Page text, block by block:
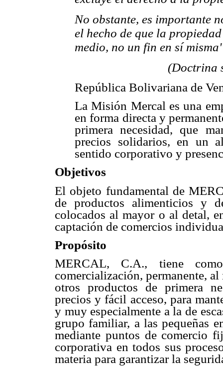
No obstante, es importante
el hecho de que la
medio, no un fin en sí
(Doctrina
República Bolivariana de
La Misión Mercal es una
en forma directa y
primera necesidad, que
precios solidarios, en un
sentido corporativo y
Objetivos
El objeto fundamental de
de productos alimenticios y
colocados al mayor o al detal,
captación de comercios
Propósito
MERCAL, C.A., tiene
comercialización, permanente,
otros productos de primera
precios y fácil acceso, para
y muy especialmente a la de
grupo familiar, a las pequeñas
mediante puntos de comercio
corporativa en todos sus
materia para garantizar la